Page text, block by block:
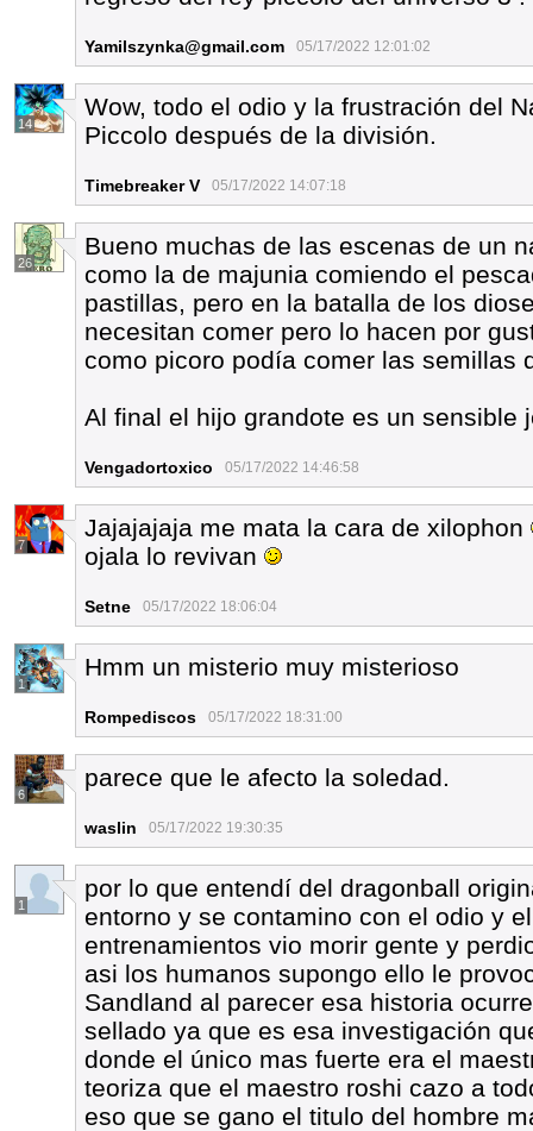
Yamilszynka@gmail.com 05/17/2022 12:01:02
14
Wow, todo el odio y la frustración del
Piccolo después de la división.
Timebreaker V 05/17/2022 14:07:18
26
Bueno muchas de las escenas de un
como la de majunia comiendo el
pastillas, pero en la batalla de los
necesitan comer pero lo hacen por
como picoro podía comer las semillas
Al final el hijo grandote es un sensible
Vengadortoxico 05/17/2022 14:46:58
7
Jajajajaja me mata la cara de xilophon
ojala lo revivan
Setne 05/17/2022 18:06:04
1
Hmm un misterio muy misterioso
Rompediscos 05/17/2022 18:31:00
6
parece que le afecto la soledad.
waslin 05/17/2022 19:30:35
1
por lo que entendí del dragonball
entorno y se contamino con el odio y
entrenamientos vio morir gente y
asi los humanos supongo ello le
Sandland al parecer esa historia
sellado ya que es esa investigación
donde el único mas fuerte era el
teoriza que el maestro roshi cazo a
eso que se gano el titulo del hombre